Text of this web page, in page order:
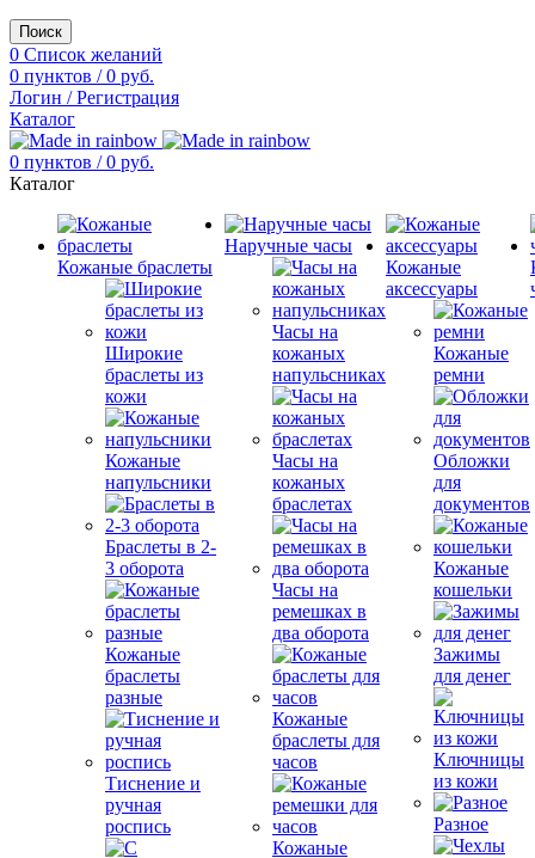
Поиск
0 Список желаний
0 пунктов / 0 руб.
Логин / Регистрация
Каталог
0 пунктов / 0 руб.
Каталог
Кожаные браслеты
Широкие
браслеты из
кожи
Кожаные
напульсники
Браслеты в 2-
3 оборота
Кожаные
браслеты
разные
Тиснение и
ручная
роспись
Наручные часы
Часы на
кожаных
напульсниках
Часы на
кожаных
браслетах
Часы на
ремешках в
два оборота
Кожаные
браслеты для
часов
Кожаные
Кожаные
аксессуары
Кожаные
ремни
Обложки
для
документов
Кожаные
кошельки
Зажимы
для денег
Ключницы
из кожи
Разное